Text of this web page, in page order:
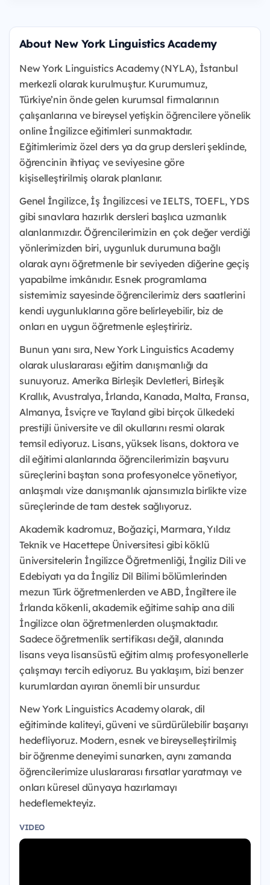
About New York Linguistics Academy
New York Linguistics Academy (NYLA), İstanbul
merkezli olarak kurulmuştur. Kurumumuz,
Türkiye’nin önde gelen kurumsal firmalarının
çalışanlarına ve bireysel yetişkin öğrencilere yönelik
online İngilizce eğitimleri sunmaktadır.
Eğitimlerimiz özel ders ya da grup dersleri şeklinde,
öğrencinin ihtiyaç ve seviyesine göre
kişiselleştirilmiş olarak planlanır.
Genel İngilizce, İş İngilizcesi ve IELTS, TOEFL, YDS
gibi sınavlara hazırlık dersleri başlıca uzmanlık
alanlarımızdır. Öğrencilerimizin en çok değer verdiği
yönlerimizden biri, uygunluk durumuna bağlı
olarak aynı öğretmenle bir seviyeden diğerine geçiş
yapabilme imkânıdır. Esnek programlama
sistemimiz sayesinde öğrencilerimiz ders saatlerini
kendi uygunluklarına göre belirleyebilir, biz de
onları en uygun öğretmenle eşleştiririz.
Bunun yanı sıra, New York Linguistics Academy
olarak uluslararası eğitim danışmanlığı da
sunuyoruz. Amerika Birleşik Devletleri, Birleşik
Krallık, Avustralya, İrlanda, Kanada, Malta, Fransa,
Almanya, İsviçre ve Tayland gibi birçok ülkedeki
prestijli üniversite ve dil okullarını resmi olarak
temsil ediyoruz. Lisans, yüksek lisans, doktora ve
dil eğitimi alanlarında öğrencilerimizin başvuru
süreçlerini baştan sona profesyonelce yönetiyor,
anlaşmalı vize danışmanlık ajansımızla birlikte vize
süreçlerinde de tam destek sağlıyoruz.
Akademik kadromuz, Boğaziçi, Marmara, Yıldız
Teknik ve Hacettepe Üniversitesi gibi köklü
üniversitelerin İngilizce Öğretmenliği, İngiliz Dili ve
Edebiyatı ya da İngiliz Dil Bilimi bölümlerinden
mezun Türk öğretmenlerden ve ABD, İngiltere ile
İrlanda kökenli, akademik eğitime sahip ana dili
İngilizce olan öğretmenlerden oluşmaktadır.
Sadece öğretmenlik sertifikası değil, alanında
lisans veya lisansüstü eğitim almış profesyonellerle
çalışmayı tercih ediyoruz. Bu yaklaşım, bizi benzer
kurumlardan ayıran önemli bir unsurdur.
New York Linguistics Academy olarak, dil
eğitiminde kaliteyi, güveni ve sürdürülebilir başarıyı
hedefliyoruz. Modern, esnek ve bireyselleştirilmiş
bir öğrenme deneyimi sunarken, aynı zamanda
öğrencilerimize uluslararası fırsatlar yaratmayı ve
onları küresel dünyaya hazırlamayı
hedeflemekteyiz.
VIDEO